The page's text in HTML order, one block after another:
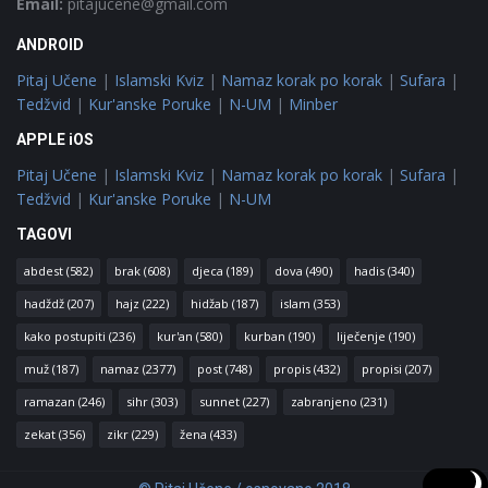
ANDROID
Pitaj Učene | Islamski Kviz | Namaz korak po korak | Sufara |
Tedžvid | Kur'anske Poruke | N-UM | Minber
APPLE iOS
Pitaj Učene | Islamski Kviz | Namaz korak po korak | Sufara |
Tedžvid | Kur'anske Poruke | N-UM
TAGOVI
abdest (582) brak (608) djeca (189) dova (490) hadis (340)
hadždž (207) hajz (222) hidžab (187) islam (353)
kako postupiti (236) kur'an (580) kurban (190) liječenje (190)
muž (187) namaz (2377) post (748) propis (432) propisi (207)
ramazan (246) sihr (303) sunnet (227) zabranjeno (231)
zekat (356) zikr (229) žena (433)